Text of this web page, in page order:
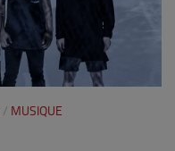
/ MUSIQUE